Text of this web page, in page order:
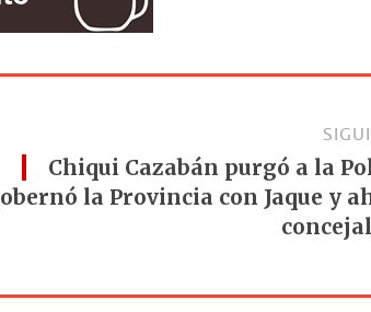
Chiqui Cazabán purgó a la
la Provincia con Jaque y